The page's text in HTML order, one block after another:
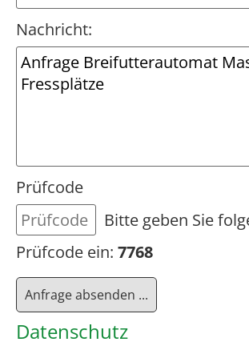
Nachricht:
Prüfcode
Bitte geben Sie
Prüfcode ein: 7768
Anfrage absenden ...
Datenschutz